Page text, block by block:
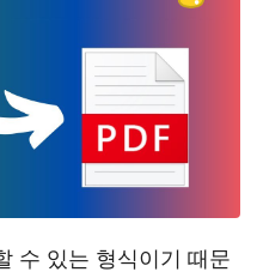
수 있는 형식이기 때문